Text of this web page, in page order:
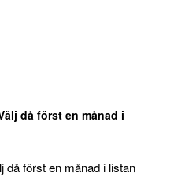
då först en månad i
då först en månad i listan